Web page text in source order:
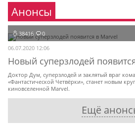
Анонсы
38416 0
06.07.2020 12:06
Новый суперзлодей
Доктор Дум, суперзлодей и заклятый враг
«Фантастической Четвёрки», станет новым
киновселенной Marvel.
Ещё